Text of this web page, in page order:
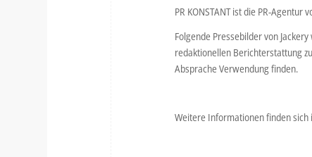
PR KONSTANT ist die PR-Agentur
Folgende Pressebilder von
redaktionellen Berichterstattung
Absprache Verwendung finden.
Weitere Informationen finden sich